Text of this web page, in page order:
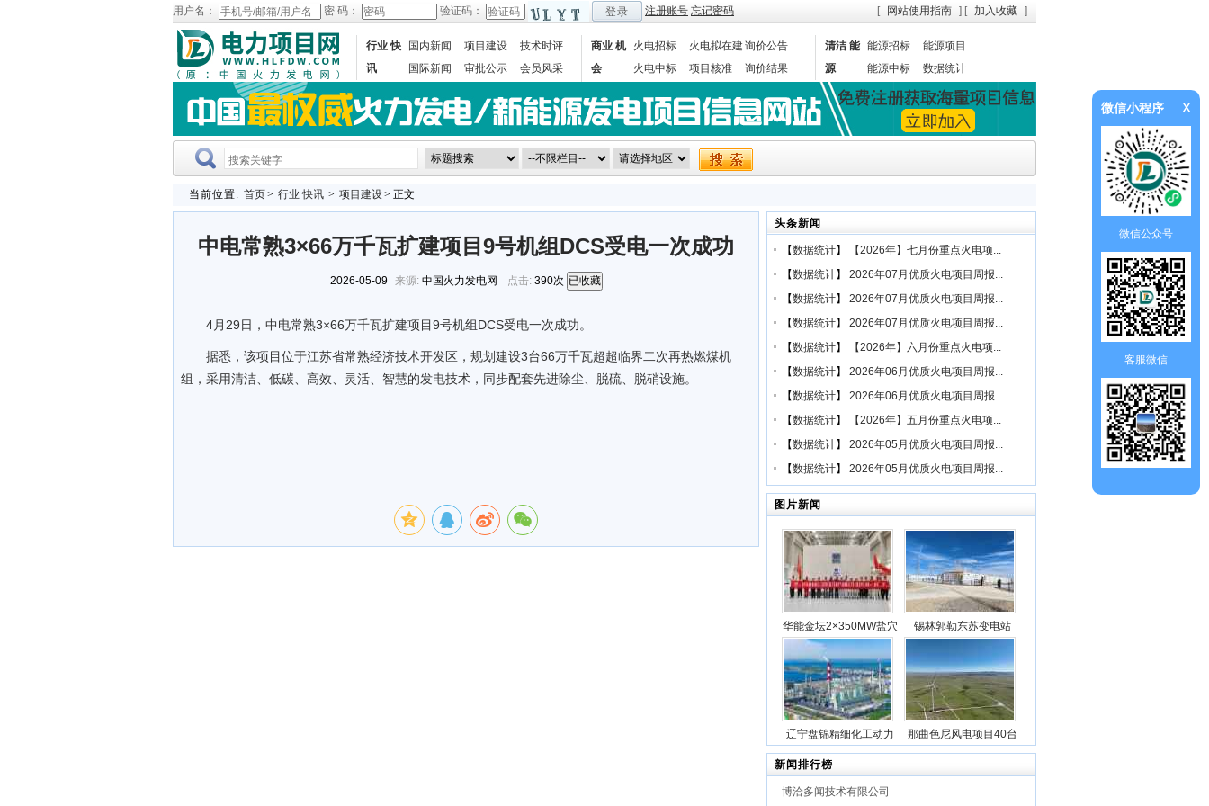
用户名： 密 码： 验证码： 登录 注册账号 忘记密码 [ 网站使用指南 ] [ 加入收藏 ]
行业 快
讯
国内新闻 项目建设
技术时评
国际新闻
审批公示 会员风采
商业 机
会
火电招标 火电拟在建询价公告
火电中标
项目核准
询价结果
清洁 能
源
能源招标
能源项目
能源中标
数据统计
当前位置: 首页> 行业 快讯 > 项目建设> 正文
中电常熟3×66万千瓦扩建项目9号机组DCS受电一次成功
2026-05-09 来源: 中国火力发电网 点击: 390次 已收藏
4月29日，中电常熟3×66万千瓦扩建项目9号机组DCS受电一次成功。
据悉，该项目位于江苏省常熟经济技术开发区，规划建设3台66万千瓦超超临界二次再热燃煤机
组，采用清洁、低碳、高效、灵活、智慧的发电技术，同步配套先进除尘、脱硫、脱硝设施。
头条新闻
【数据统计】
【2026年】七月份重点火电项...
【数据统计】 2026年07月优质火电项目周报...
【数据统计】 2026年07月优质火电项目周报...
【数据统计】 2026年07月优质火电项目周报...
【数据统计】
【2026年】六月份重点火电项...
【数据统计】 2026年06月优质火电项目周报...
【数据统计】 2026年06月优质火电项目周报...
【数据统计】
【2026年】五月份重点火电项...
【数据统计】 2026年05月优质火电项目周报...
【数据统计】 2026年05月优质火电项目周报...
图片新闻
华能金坛2×350MW盐穴
压缩空气储能发电项目2
号机组透平机冲转一次
成功
锡林郭勒东苏变电站
动100万千瓦/400万千瓦
时电源侧储能电站成功
并网
辽宁盘锦精细化工动力
站项目5台锅炉全部点火
成功
那曲色尼风电项目40台
新闻排行榜
博洽多闻技术有限公司
微信小程序 x
微信公众号
客服微信